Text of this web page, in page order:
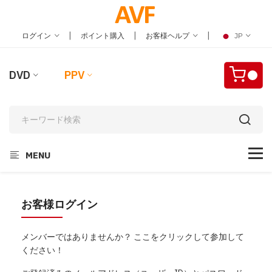
ログイン | ポイント購入 | お客様ヘルプ | JP
DVD PPV
MENU
お客様ログイン
メンバーではありませんか？ ここをクリックして参加して
ください！